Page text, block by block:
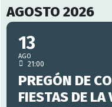
AGOSTO 2026
13
AGO
21:00
PREGÓN DE
FIESTAS DE LA